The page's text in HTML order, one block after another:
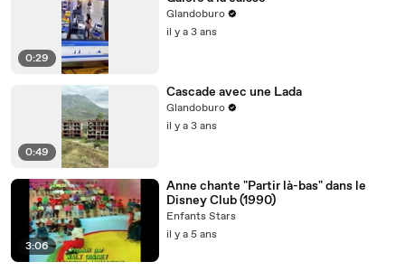
0:29
Glandoburo
il y a 3 ans
0:49
Cascade avec une Lada
Glandoburo
il y a 3 ans
3:06
Anne chante "Partir là-bas" dans le
Disney Club (1990)
Enfants Stars
il y a 5 ans